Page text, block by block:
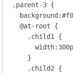
.parent-3 {
background:
@at-root {
.child1
{
width: 300
    }
.child2 {